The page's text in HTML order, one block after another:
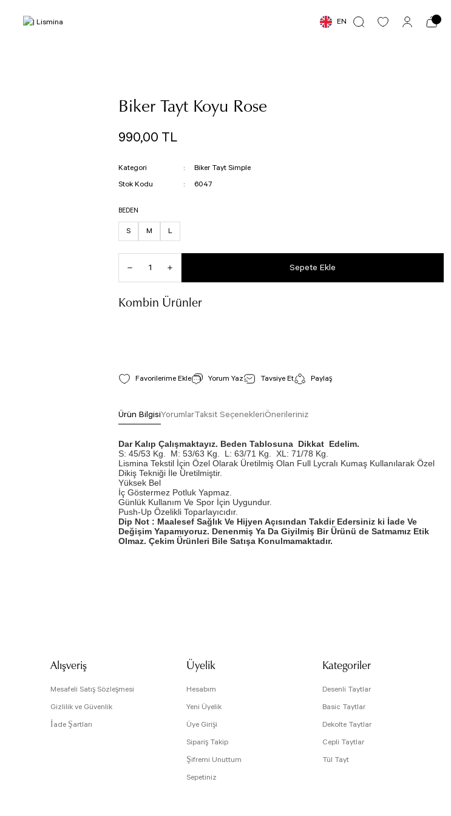
EN
Biker Tayt Koyu Rose
990,00 TL
Kategori
Biker Tayt Simple
Stok Kodu
6047
BEDEN
S M L
Sepete Ekle
Kombin Ürünler
Stok Kodu : 221
Yorum Yaz Tavsiye Et Paylaş
Ürün BilgisiYorumlarTaksit SeçenekleriÖnerileriniz
Dar Kalıp Çalışmaktayız. Beden Tablosuna Dikkat Edelim.
S: 45/53 Kg.
M: 53/63 Kg. L: 63/71 Kg.
XL: 71/78 Kg.
Lismina Tekstil İçin Özel Olarak Üretilmiş Olan Full Lycralı Kumaş Kullanılarak Özel
Dikiş Tekniği İle Üretilmiştir.
Yüksek Bel
İç Göstermez Potluk Yapmaz.
Günlük Kullanım Ve Spor İçin Uygundur.
Push-Up Özelikli Toparlayıcıdır.
Dip Not : Maalesef Sağlık Ve Hijyen Açısından Takdir Edersiniz ki İade Ve
Değişim Yapamıyoruz. Denenmiş Ya Da Giyilmiş Bir Ürünü de Satmamız Etik
Olmaz. Çekim Ürünleri Bile Satışa Konulmamaktadır.
Ürün bilgilerinde hatalar bulunuyor.
Ürün fiyatı diğer sitelerden daha pahalı.
Bu ürüne benzer farklı alternatifler olmalı.
Alışveriş
Mesafeli Satış Sözleşmesi
Gizlilik ve Güvenlik
İade Şartları
Üyelik
Hesabım
Yeni Üyelik
Üye Girişi
Sipariş Takip
Şifremi Unuttum
Sepetiniz
Kategoriler
Desenli Taytlar
Basic Taytlar
Dekolte Taytlar
Cepli Taytlar
Tül Tayt